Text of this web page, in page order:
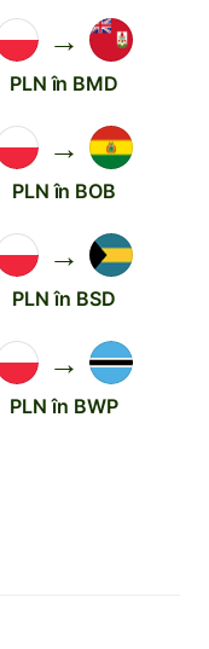
→
PLN în BMD
→
PLN în BOB
→
PLN în BSD
→
PLN în BWP